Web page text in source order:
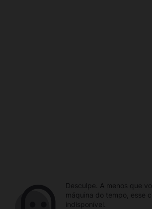
Desculpe. A menos que
máquina do tempo, esse
indisponível.